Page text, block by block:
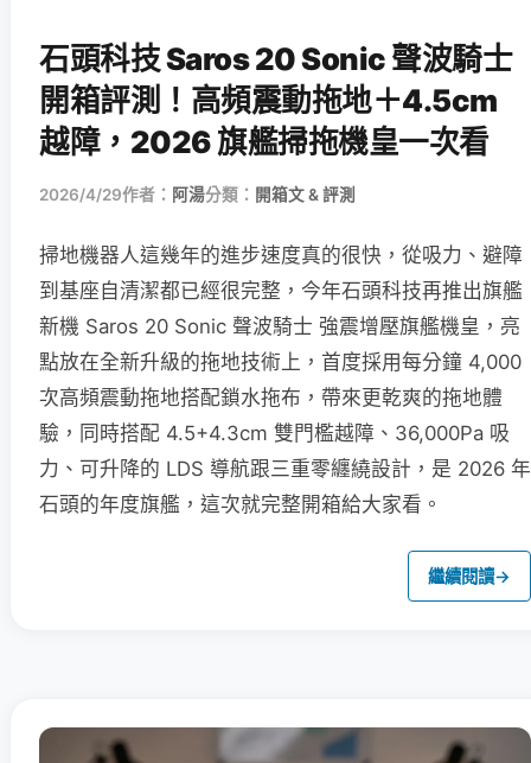
石頭科技 Saros 20 Sonic 聲波騎士
開箱評測！高頻震動拖地＋4.5cm
越障，2026 旗艦掃拖機皇一次看
2026/4/29作者： 阿湯分類： 開箱文 & 評測
掃地機器人這幾年的進步速度真的很快，從吸力、避障
到基座自清潔都已經很完整，今年石頭科技再推出旗艦
新機 Saros 20 Sonic 聲波騎士 強震增壓旗艦機皇，亮
點放在全新升級的拖地技術上，首度採用每分鐘 4,000
次高頻震動拖地搭配鎖水拖布，帶來更乾爽的拖地體
驗，同時搭配 4.5+4.3cm 雙門檻越障、36,000Pa 吸
力、可升降的 LDS 導航跟三重零纏繞設計，是 2026 年
石頭的年度旗艦，這次就完整開箱給大家看。
繼續閱讀→